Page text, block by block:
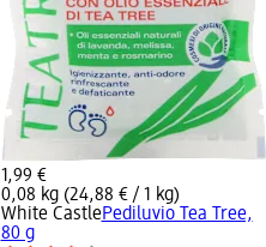
1,99 €
0,08 kg (24,88 € / 1 kg)
White CastlePediluvio Tea Tree,
80 g